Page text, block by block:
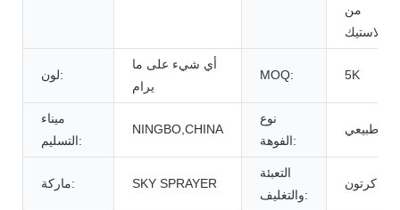
من
البلاستيك
لون:
أي شيء على ما
يرام
MOQ: 5K
ميناء
التسليم:
NINGBO,CHINA
نوع
الفوهة:
طبيعي
ماركة: SKY SPRAYER
التعبئة
والتغليف:
كرتون